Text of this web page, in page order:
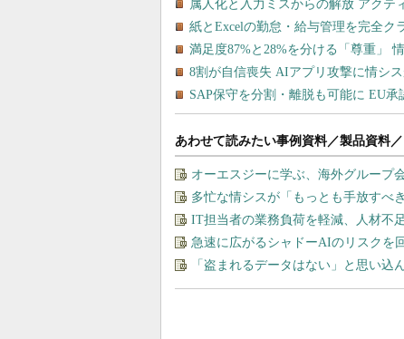
あわせて読みたい事例資料／製品資料
オーエスジーに学ぶ、海外グループ
多忙な情シスが「もっとも手放すべ
IT担当者の業務負荷を軽減、人材不
急速に広がるシャドーAIのリスクを
「盗まれるデータはない」と思い込